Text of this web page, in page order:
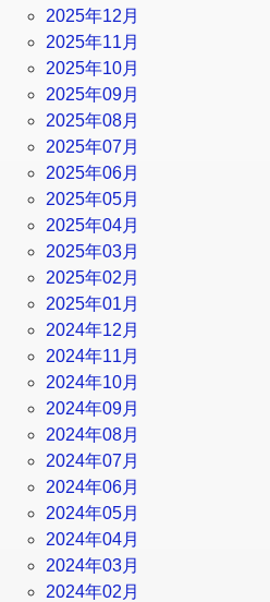
2025年12月
2025年11月
2025年10月
2025年09月
2025年08月
2025年07月
2025年06月
2025年05月
2025年04月
2025年03月
2025年02月
2025年01月
2024年12月
2024年11月
2024年10月
2024年09月
2024年08月
2024年07月
2024年06月
2024年05月
2024年04月
2024年03月
2024年02月